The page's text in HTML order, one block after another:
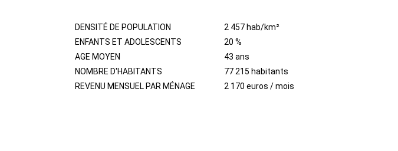
DENSITÉ DE POPULATION
2 457 hab/km²
ENFANTS ET ADOLESCENTS
20 %
AGE MOYEN
43 ans
NOMBRE D'HABITANTS
77 215 habitants
REVENU MENSUEL PAR MÉNAGE
2 170 euros / mois